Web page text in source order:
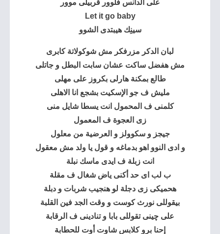
على الدانس فلوور قربيلى موور
Let it go baby
سينِك هيبتدى الشوو
لبان الدكر مزرفكر مش شوكولاتة كابرى
مش هفضل ساكت عشان سابت البطل و جاتلى
طالع بمكنة هارلى بكروز على مهلى
مليش ف جو الإسكيت بشجع انا الاهلى
كلمنى ف المحمول انت يسطا شايل منى
زى العجوة ف المعمول
جيجز و سكوولز و العرضية من معلول
و ادى النوو اهو بدماغه و قول يا ولد مش معقول
انت زبلة ف ايدى ماسك نبلة
ب لب اى حد أكنى ياض شغال ف مقلة
هحميكى زى دجلة لو هنجيب شربات و دبلة
بيقوللى نورث كوست و وقت الجد فين القلبة
على چينى تقوللى بابا و تنادينى ف الرقابة
إحنا برو كلابس شاوت أوت للحطابة